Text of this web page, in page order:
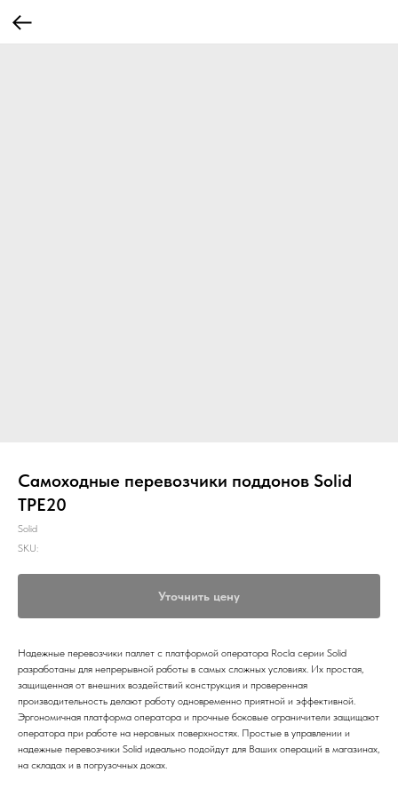
Самоходные перевозчики поддонов Solid
TPE20
Solid
SKU:
Уточнить цену
Надежные перевозчики паллет с платформой оператора Rocla серии Solid
разработаны для непрерывной работы в самых сложных условиях. Их простая,
защищенная от внешних воздействий конструкция и проверенная
производительность делают работу одновременно приятной и эффективной.
Эргономичная платформа оператора и прочные боковые ограничители защищают
оператора при работе на неровных поверхностях. Простые в управлении и
надежные перевозчики Solid идеально подойдут для Ваших операций в магазинах,
на складах и в погрузочных доках.